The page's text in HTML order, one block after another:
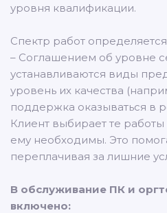
уровня квалификации.
Спектр работ
– Соглашением об уровне
устанавливаются виды
уровень их качества
поддержка оказываться в
Клиент выбирает те
ему необходимы. Это
переплачивая за лишние
В обслуживание ПК и
включено: